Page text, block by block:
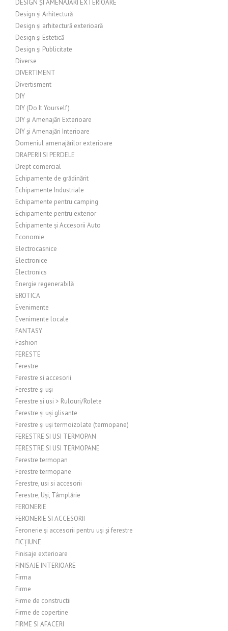
DESIGN ȘI AMENAJĂRI EXTERIOARE
Design și Arhitectură
Design și arhitectură exterioară
Design și Estetică
Design și Publicitate
Diverse
DIVERTIMENT
Divertisment
DIY
DIY (Do It Yourself)
DIY și Amenajări Exterioare
DIY și Amenajări Interioare
Domeniul amenajărilor exterioare
DRAPERII SI PERDELE
Drept comercial
Echipamente de grădinărit
Echipamente Industriale
Echipamente pentru camping
Echipamente pentru exterior
Echipamente și Accesorii Auto
Economie
Electrocasnice
Electronice
Electronics
Energie regenerabilă
EROTICA
Evenimente
Evenimente locale
FANTASY
Fashion
FERESTE
Ferestre
Ferestre si accesorii
Ferestre și uși
Ferestre si usi > Rulouri/Rolete
Ferestre și uși glisante
Ferestre și uși termoizolate (termopane)
FERESTRE SI USI TERMOPAN
FERESTRE SI USI TERMOPANE
Ferestre termopan
Ferestre termopane
Ferestre, usi si accesorii
Ferestre, Uși, Tâmplărie
FERONERIE
FERONERIE SI ACCESORII
Feronerie și accesorii pentru uși și ferestre
FICȚIUNE
Finisaje exterioare
FINISAJE INTERIOARE
Firma
Firme
Firme de constructii
Firme de copertine
FIRME SI AFACERI